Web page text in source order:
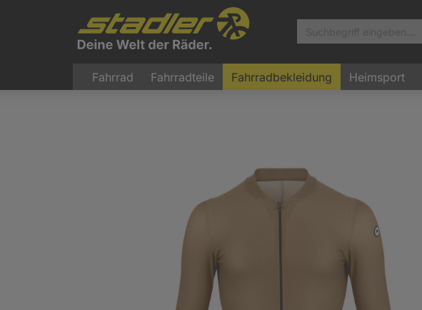
Fahrrad Fahrradteile Fahrradbekleidung Heimsport